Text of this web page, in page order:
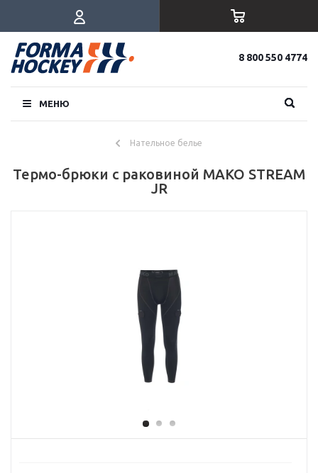
8 800 550 4774
МЕНЮ
Нательное белье
Термо-брюки с раковиной MAKO STREAM
JR